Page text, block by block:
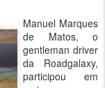
Manuel Marques
de Matos, o
gentleman driver
da Roadgalaxy,
participou em